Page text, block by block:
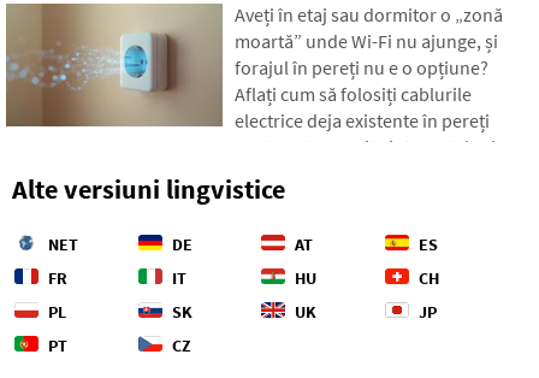
uriașă dintre estimările noastre și
realitate și oferim patru pași concreți
pentru a avea cheltuielile sub un
control mai mare.
Aveți în etaj sau dormitor o „zonă
moartă” unde Wi-Fi nu ajunge, și
forajul în pereți nu e o opțiune?
Aflați cum să folosiți cablurile
electrice deja existente în pereți
pentru a transmite internetul prin
arăta cum funcționează un adaptor
streamingului 4K și jocurilor și la ce
să fiți atenți la distribuțiile mai vechi
din aluminiu.
Alte versiuni lingvistice
NET DE AT
ES
FR
IT HU
CH
PL
SK UK
JP
PT
CZ